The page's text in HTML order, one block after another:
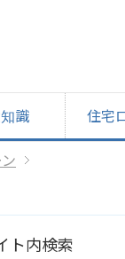
識 住宅
ト内検索